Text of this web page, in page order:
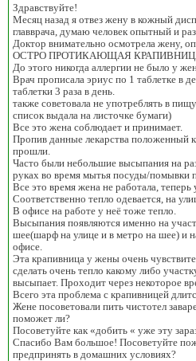
Здравствуйте!
Месяц назад я отвез жену в кожный
главврача, думаю человек опытный и
Доктор внимательно осмотрела жену,
ОСТРО ПРОТИКАЮЩАЯ
До этого никогда аллергии не было у
Врач прописала эриус по 1 таблетке в
таблетки 3 раза в день.
также советовала не употреблять в
список выдала на листочке бумаги)
Все это жена соблюдает и принимает.
Пропив данные лекарства положенный
прошли.
Часто были небольшие высыпания на
руках во время мытья посуды/помывки
Все это время жена не работала, теперь
Соответственно тепло одевается, на
В офисе на работе у неё тоже тепло.
Высыпания появляются именно на
шее(шарф на улице и в метро на шее) и
офисе.
Эта крапивница у жены очень
сделать очень тепло какому либо
высыпает. Проходит через некоторое
Всего эта проблема с крапивницей
Жене посоветовали пить чистотел
поможет ли?
Посоветуйте как «добить « уже эту
Спасибо Вам большое! Посоветуйте
предпринять в домашних условиях?